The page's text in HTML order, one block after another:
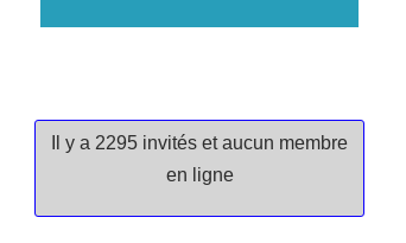
Il y a 2295 invités et aucun membre
en ligne